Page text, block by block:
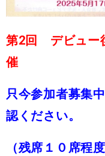
第2回 デビュー
催
只今参加者募集
認ください。
（残席１０席程度